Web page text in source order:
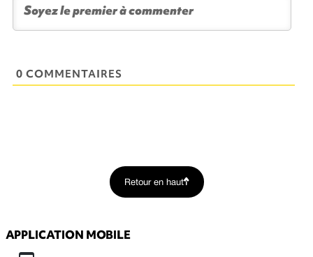
0 COMMENTAIRES
Retour en haut
APPLICATION MOBILE